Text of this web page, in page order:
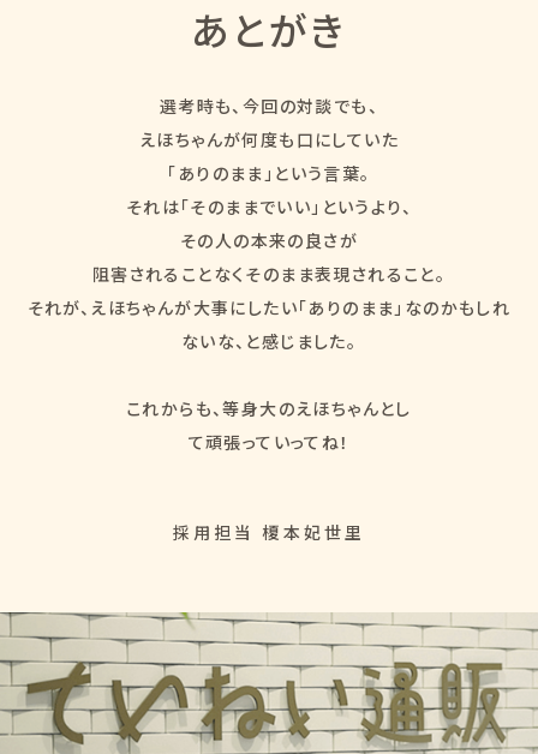
あとがき
選考時も、今回の対談でも、
えほちゃんが何度も口にしていた
「ありのまま」という言葉。
それは「そのままでいい」というより、
その人の本来の良さが
阻害されることなくそのまま表現されること。
それが、えほちゃんが大事にしたい「ありのまま」なのかもしれ
ないな、と感じました。
これからも、等身大のえほちゃんとし
て頑張っていってね！
採用担当 榎本妃世里